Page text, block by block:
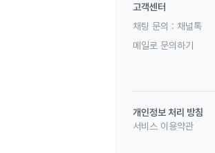
고객센터
채팅 문의 : 채널톡
메일로 문의하기
개인정보 처리 방침
서비스 이용약관